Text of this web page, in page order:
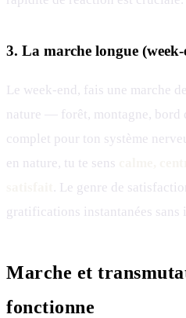
3. La marche longue
Le week-end, fais une marche
nature — forêt, montagne, bord
complet pour ton système
en nature, tu te sens
. Le genre de
gratifications instantanées sans
Marche et
fonctionne